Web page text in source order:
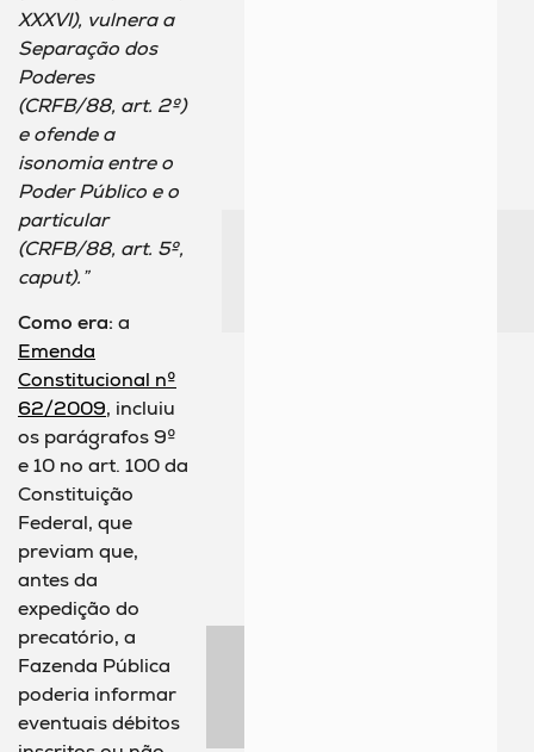
XXXVI), vulnera a
Separação dos
Poderes
(CRFB/88, art. 2º)
e ofende a
isonomia entre o
Poder Público e o
particular
(CRFB/88, art. 5º,
caput).”
Como era: a
Emenda
Constitucional nº
62/2009, incluiu
os parágrafos 9º
e 10 no art. 100 da
Constituição
Federal, que
previam que,
antes da
expedição do
precatório, a
Fazenda Pública
poderia informar
eventuais débitos